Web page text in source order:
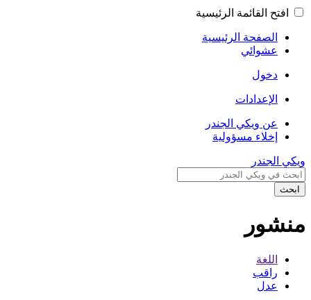
افتح القائمة الرئيسية
الصفحة الرئيسية
عشوائي
دخول
الإعدادات
عن ويكي الجندر
إخلاء مسؤولية
ويكي الجندر
ابحث
منشور
اللغة
راقب
عدل